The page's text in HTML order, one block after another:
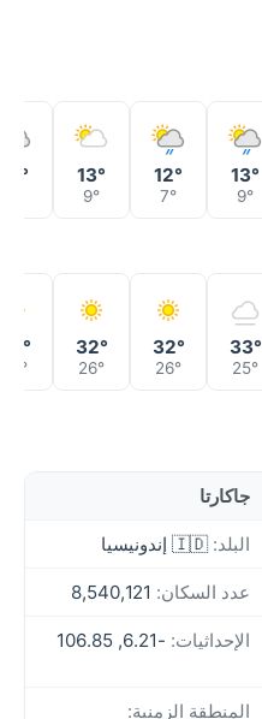
13°
9°
12°
7°
13°
9°
12°
33°
25°
32°
26°
32°
26°
26°
جاكارتا
البلد: 🇮🇩 إندونيسيا
عدد السكان:
الإحداثيات: -6.21, 106.85
المنطقة الزمنية: